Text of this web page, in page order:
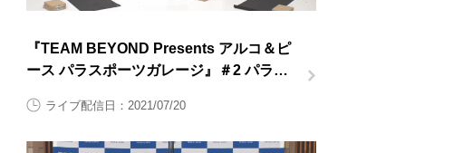
『TEAM BEYOND Presents アルコ＆ピ
ース パラスポーツガレージ』＃2 パラ陸
ライブ配信日：2021/07/20